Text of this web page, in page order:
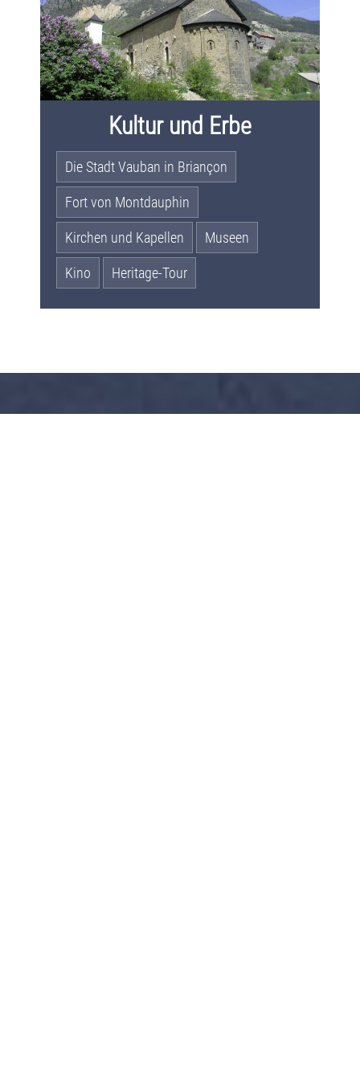
Kultur und Erbe
Die Stadt Vauban in Briançon
Fort von Montdauphin
Kirchen und Kapellen Museen
Kino Heritage-Tour